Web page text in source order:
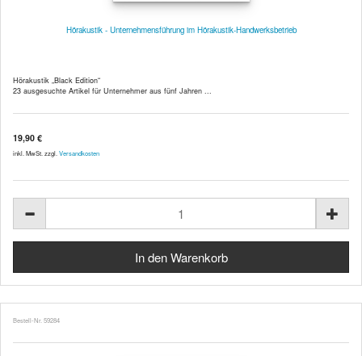
Hörakustik - Unternehmensführung im Hörakustik-Handwerksbetrieb
Hörakustik „Black Edition“
23 ausgesuchte Artikel für Unternehmer aus fünf Jahren ...
19,90 €
inkl. MwSt. zzgl. Versandkosten
Bestell-Nr. 59284